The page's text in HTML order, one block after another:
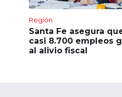
Región
Santa Fe asegura
casi 8.700 empleos
al alivio fiscal